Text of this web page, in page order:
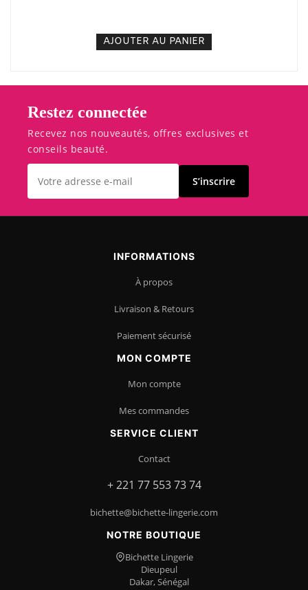
AJOUTER AU PANIER
Restez connectée
Recevez nos nouveautés, offres exclusives et
conseils beauté.
S’inscrire
INFORMATIONS
À propos
Livraison & Retours
Paiement sécurisé
MON COMPTE
Mon compte
Mes commandes
SERVICE CLIENT
Contact
+ 221 77 553 73 74
bichette@bichette-lingerie.com
NOTRE BOUTIQUE
Bichette Lingerie
Dieupeul
Dakar, Sénégal